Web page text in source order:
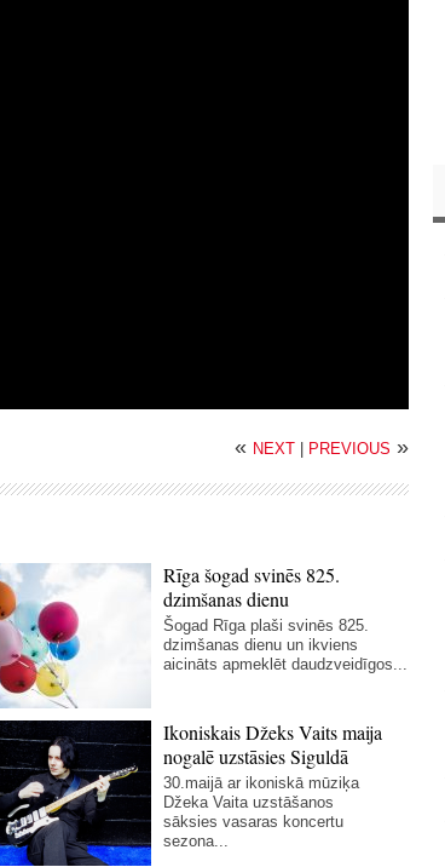
« NEXT PREVIOUS »
Rīga šogad svinēs 825.
dzimšanas dienu
Šogad Rīga plaši svinēs 825.
dzimšanas dienu un ikviens
aicināts apmeklēt daudzveidīgos...
Ikoniskais Džeks Vaits maija
nogalē uzstāsies Siguldā
30.maijā ar ikoniskā mūziķa
Džeka Vaita uzstāšanos
sāksies vasaras koncertu
sezona...